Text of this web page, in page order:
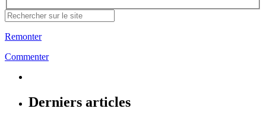
Remonter
Commenter
Derniers articles